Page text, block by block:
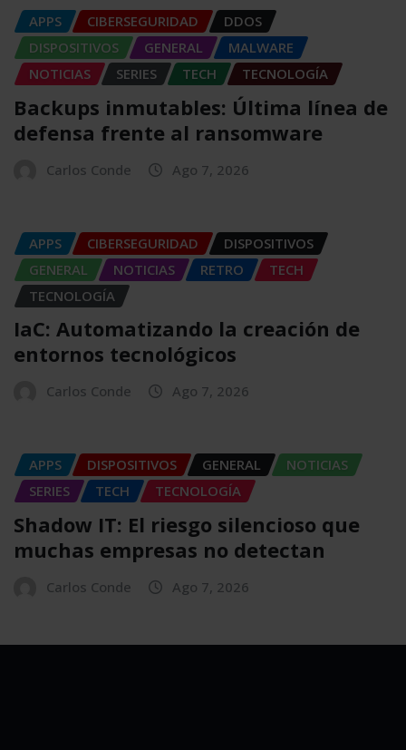
APPS CIBERSEGURIDAD
DDOS
DISPOSITIVOS
GENERAL
MALWARE
NOTICIAS
SERIES TECH TECNOLOGÍA
Backups inmutables: Última línea de
defensa frente al ransomware
Carlos Conde Ago 7, 2026
APPS CIBERSEGURIDAD
DISPOSITIVOS
GENERAL
NOTICIAS RETRO
TECH
TECNOLOGÍA
IaC: Automatizando la creación de
entornos tecnológicos
Carlos Conde Ago 7, 2026
APPS DISPOSITIVOS GENERAL
NOTICIAS
SERIES
TECH TECNOLOGÍA
Shadow IT: El riesgo silencioso que
muchas empresas no detectan
Carlos Conde Ago 7, 2026